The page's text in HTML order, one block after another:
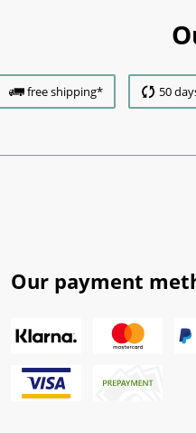
free shipping* 50
Our payment